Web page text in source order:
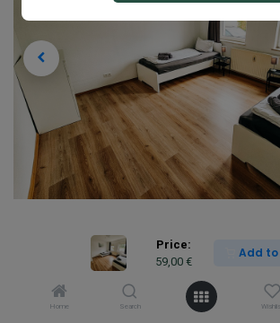
Price:
59,00€
Add
Home Search